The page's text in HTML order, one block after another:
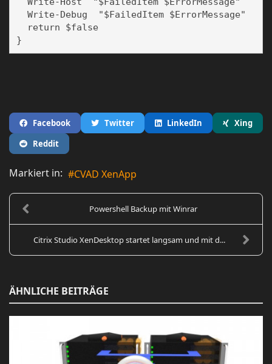
  Write-Debug  "$FailedItem $ErrorMessage"
  return $false
Facebook Twitter LinkedIn
Xing
Reddit
Markiert in: CVAD XenApp
Powershell Backup mit Winrar
Citrix Studio XenDesktop startet langsam und mit d...
ÄHNLICHE BEITRÄGE